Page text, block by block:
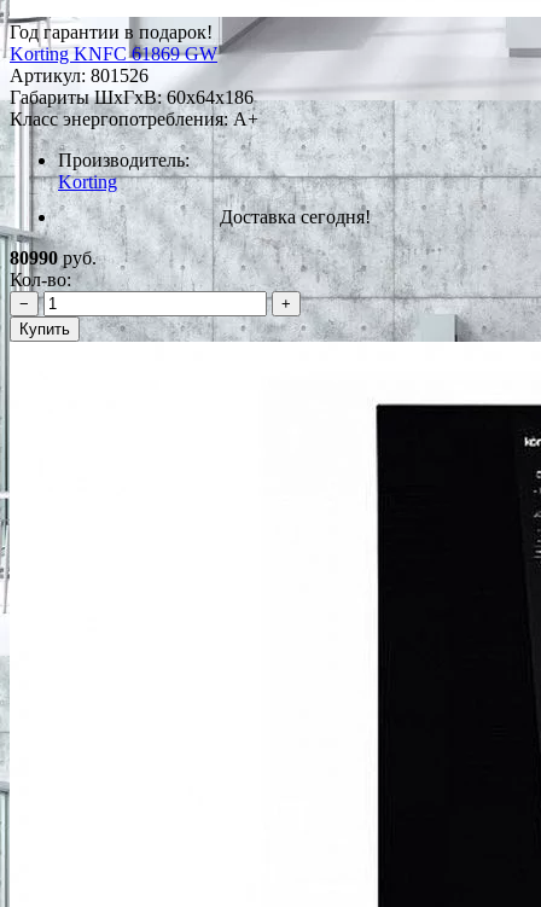
Год гарантии в подарок!
Korting KNFC 61869 GW
Артикул: 801526
Габариты ШxГxВ: 60x64x186
Класс энергопотребления: A+
Производитель:
Korting
Доставка сегодня!
80990руб.
Кол-во:
−
+
Купить